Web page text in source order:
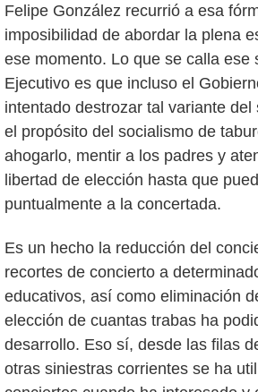
Felipe González recurrió a esa
imposibilidad de abordar la plena
ese momento. Lo que se calla ese
Ejecutivo es que incluso el
intentado destrozar tal variante del
el propósito del socialismo de
ahogarlo, mentir a los padres y
libertad de elección hasta que
puntualmente a la concertada.
Es un hecho la reducción del
recortes de concierto a
educativos, así como eliminación
elección de cuantas trabas ha
desarrollo. Eso sí, desde las filas
otras siniestras corrientes se ha